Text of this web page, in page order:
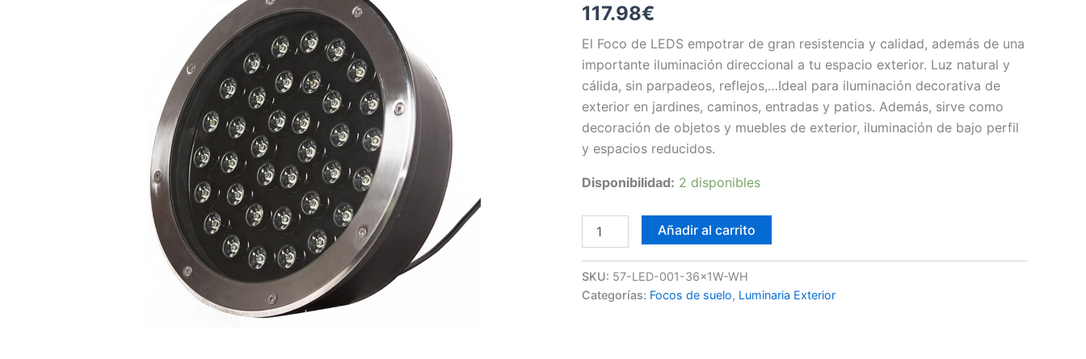
117.98€
El Foco de LEDS empotrar de gran resistencia y calidad, además de una
importante iluminación direccional a tu espacio exterior. Luz natural y
cálida, sin parpadeos, reflejos,…Ideal para iluminación decorativa de
exterior en jardines, caminos, entradas y patios. Además, sirve como
decoración de objetos y muebles de exterior, iluminación de bajo perfil
y espacios reducidos.
Disponibilidad: 2 disponibles
empotrar
36W
Añadir al carrito
SKU: 57-LED-001-36x1W-WH
Categorías: Focos de suelo, Luminaria Exterior